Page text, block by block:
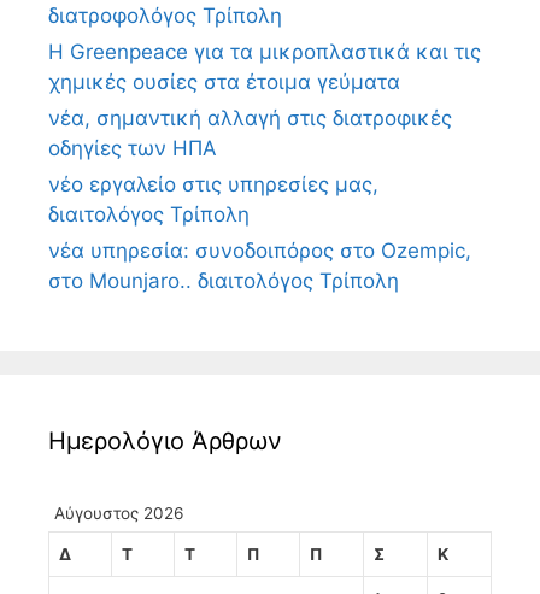
διατροφολόγος Τρίπολη
Η Greenpeace για τα μικροπλαστικά και τις
χημικές ουσίες στα έτοιμα γεύματα
νέα, σημαντική αλλαγή στις διατροφικές
οδηγίες των ΗΠΑ
νέο εργαλείο στις υπηρεσίες μας,
διαιτολόγος Τρίπολη
νέα υπηρεσία: συνοδοιπόρος στο Ozempic,
στο Mounjaro.. διαιτολόγος Τρίπολη
Ημερολόγιο Άρθρων
Αύγουστος 2026
Δ Τ Τ Π Π Σ Κ